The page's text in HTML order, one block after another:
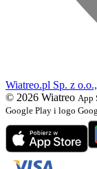
Wiatreo.pl Sp. z
© 2026 Wiatreo App
Google Play i logo